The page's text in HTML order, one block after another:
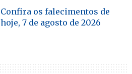
Confira os falecimentos de
hoje, 7 de agosto de 2026